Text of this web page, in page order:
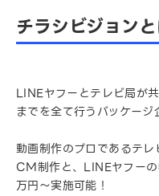
チラシビジョン
LINEヤフーとテレビ局が
までを全て行うパッケージ
動画制作のプロであるテ
CM制作と、LINEヤフー
万円〜実施可能！